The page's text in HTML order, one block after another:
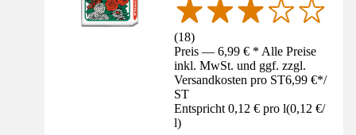
(18)
Preis — 6,99 € * Alle Preise
inkl. MwSt. und ggf. zzgl.
Versandkosten pro ST6,99 €*/
ST
Entspricht 0,12 € pro l(0,12 €/
l)